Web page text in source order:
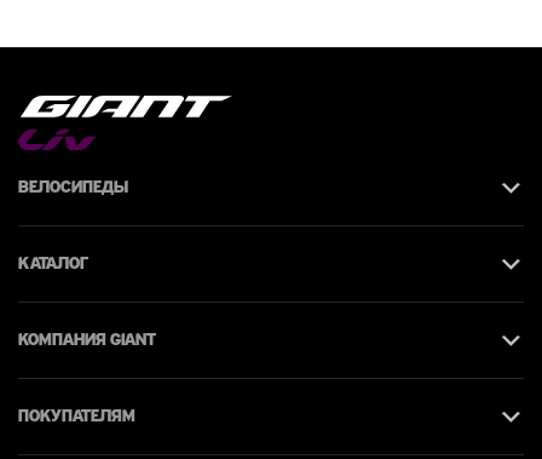
Велосипеды
Каталог
КОМПАНИЯ giant
Покупателям